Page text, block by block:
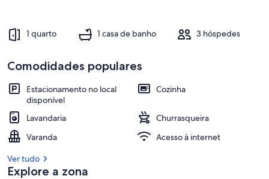
1 quarto 1 casa de banho 3 hóspedes
Comodidades populares
Estacionamento no local
disponível
Cozinha
Lavandaria
Churrasqueira
Varanda
Acesso à internet
Ver tudo
Explore a zona